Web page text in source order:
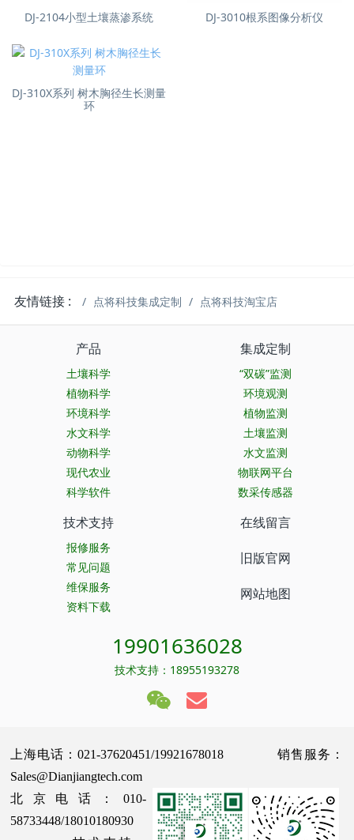
DJ-2104小型土壤蒸渗系统 DJ-3010根系图像分析仪
DJ-310X系列 树木胸径生长测量
环
友情链接 : 点将科技集成定制 点将科技淘宝店
产品
土壤科学
植物科学
环境科学
水文科学
动物科学
现代农业
科学软件
集成定制
“双碳”监测
环境观测
植物监测
土壤监测
水文监测
物联网平台
数采传感器
技术支持
报修服务
常见问题
维保服务
资料下载
在线留言
旧版官网
网站地图
19901636028
技术支持：18955193278
上海电话：021-37620451/19921678018 销售服务：
Sales@Dianjiangtech.com
北京电话：010-
58733448/18010180930